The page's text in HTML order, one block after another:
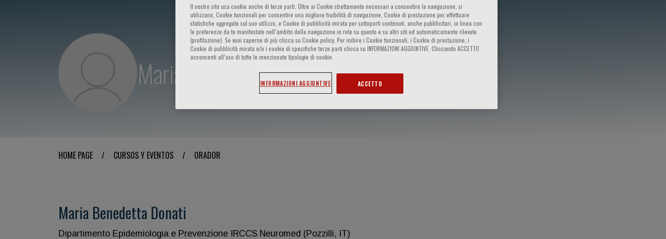
Maria Benedetta Donati
HOME PAGE / CURSOS Y EVENTOS / ORADOR
Maria Benedetta Donati
Dipartimento Epidemiologia e Prevenzione IRCCS Neuromed (Pozzilli, IT)
Il nostro sito usa cookie anche di terze parti. Oltre ai Cookie strettamente necessari a consentire la navigazione, si
utilizzano, Cookie funzionali per consentire una migliore fruibilità di navigazione, Cookie di prestazione per effettuare
statistiche aggregate sul suo utilizzo, e Cookie di pubblicità mirata per sottoporti contenuti, anche pubblicitari, in linea con
le preferenze da te manifestate nell‘ambito della navigazione in rete su questo e su altri siti ed automaticamente rilevate
(profilazione). Se vuoi saperne di più clicca su Cookie policy. Per inibire i Cookie funzionali, i Cookie di prestazione, i
Cookie di pubblicità mirata e/o i cookie di specifiche terze parti clicca su INFORMAZIONI AGGIUNTIVE. Cliccando ACCETTO
acconsenti all’uso di tutte le menzionate tipologie di cookie.
INFORMAZIONI AGGIUNTIVE ACCETTO